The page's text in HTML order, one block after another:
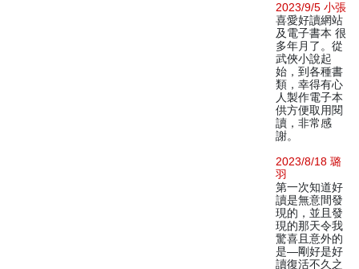
2023/9/5 小張
喜愛好讀網站
及電子書本 很
多年月了。從
武俠小說起
始，到各種書
類，幸得有心
人製作電子本
供方便取用閱
讀，非常感
謝。
2023/8/18 璐
羽
第一次知道好
讀是無意間發
現的，並且發
現的那天令我
驚喜且意外的
是—剛好是好
讀復活不久之